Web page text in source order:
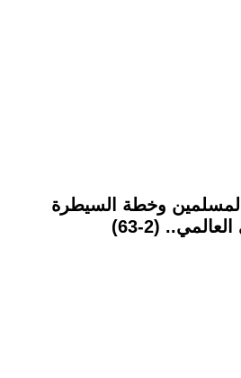
المسلمين وخطة السيطرة
(2-63)